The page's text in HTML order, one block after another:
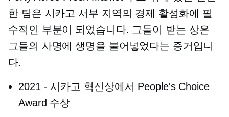
한 팀은 시카고 서부 지역의 경제 활성화에 필
수적인 부분이 되었습니다. 그들이 받는 상은
그들의 사명에 생명을 불어넣었다는 증거입니
다.
2021 - 시카고 혁신상에서 People's Choice
Award 수상